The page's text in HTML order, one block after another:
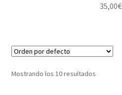
35,00€
Mostrando los 10 resultados